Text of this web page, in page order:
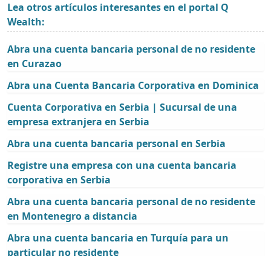
Lea otros artículos interesantes en el portal Q
Wealth:
Abra una cuenta bancaria personal de no residente
en Curazao
Abra una Cuenta Bancaria Corporativa en Dominica
Cuenta Corporativa en Serbia | Sucursal de una
empresa extranjera en Serbia
Abra una cuenta bancaria personal en Serbia
Registre una empresa con una cuenta bancaria
corporativa en Serbia
Abra una cuenta bancaria personal de no residente
en Montenegro a distancia
Abra una cuenta bancaria en Turquía para un
particular no residente